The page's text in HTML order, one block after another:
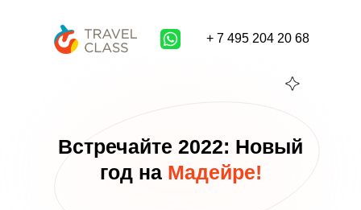
+ 7 495 204 20 68
Встречайте 2022: Новый
год на Мадейре!